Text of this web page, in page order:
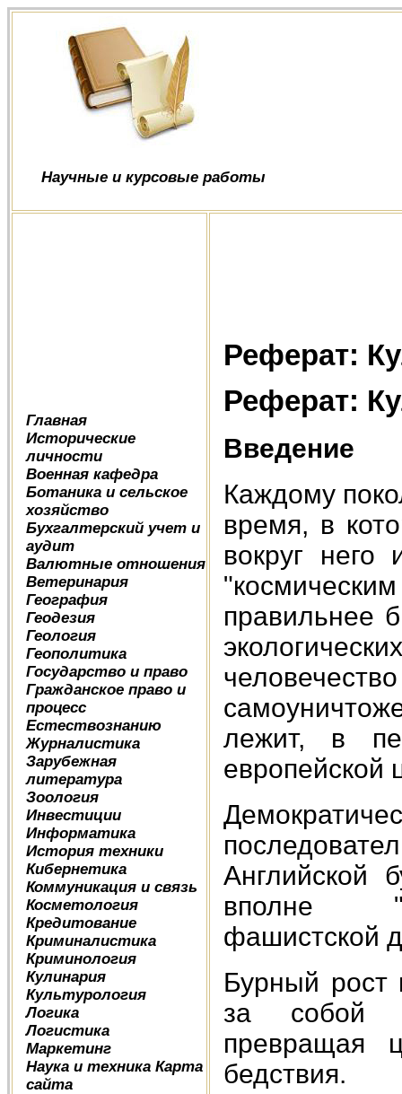
Научные и курсовые работы
Главная
Исторические
личности
Военная кафедра
Ботаника и сельское
хозяйство
Бухгалтерский учет и
аудит
Валютные отношения
Ветеринария
География
Геодезия
Геология
Геополитика
Государство и право
Гражданское право и
процесс
Естествознанию
Журналистика
Зарубежная
литература
Зоология
Инвестиции
Информатика
История техники
Кибернетика
Коммуникация и связь
Косметология
Кредитование
Криминалистика
Криминология
Кулинария
Культурология
Логика
Логистика
Маркетинг
Наука и техника Карта
сайта
Реферат:
Реферат:
Введение
Каждому
время, в
вокруг
правильнее
лежит, в
европейской
Английской
вполне
фашистской
Бурный рост
за собой
превращая
бедствия.